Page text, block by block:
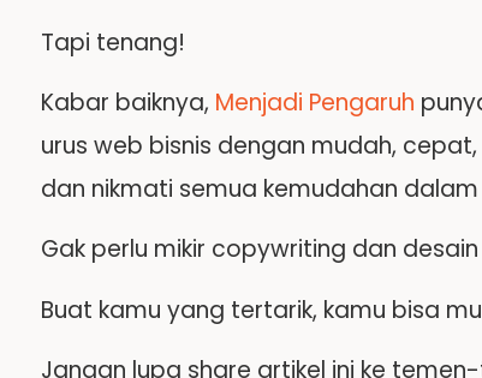
Tapi tenang!
Kabar baiknya, Menjadi Pengaruh
urus web bisnis dengan mudah,
dan nikmati semua kemudahan
Gak perlu mikir copywriting dan
Buat kamu yang tertarik, kamu bisa
Jangan lupa share artikel ini ke